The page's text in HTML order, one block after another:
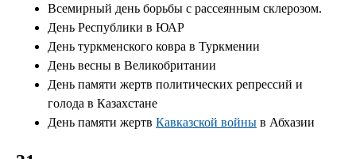
Всемирный день борьбы с рассеянным склерозом.
День Республики в ЮАР
День туркменского ковра в Туркмении
День весны в Великобритании
День памяти жертв политических репрессий и
голода в Казахстане
День памяти жертв Кавказской войны в Абхазии